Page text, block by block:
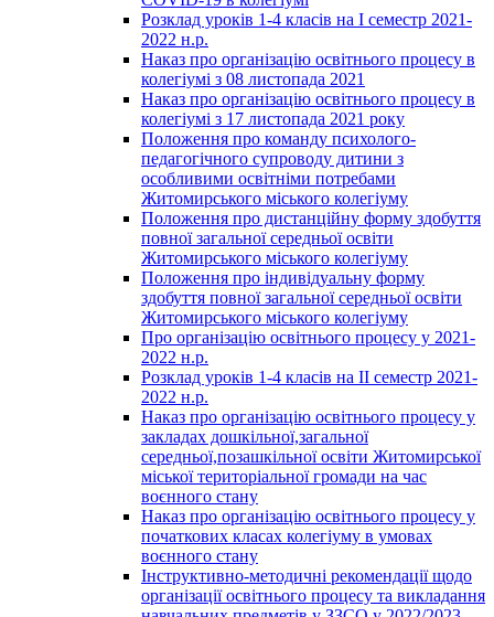
Розклад уроків 1-4 класів на І семестр 2021-
2022 н.р.
Наказ про організацію освітнього процесу в
колегіумі з 08 листопада 2021
Наказ про організацію освітнього процесу в
колегіумі з 17 листопада 2021 року
Положення про команду психолого-
педагогічного супроводу дитини з
особливими освітніми потребами
Житомирського міського колегіуму
Положення про дистанційну форму здобуття
повної загальної середньої освіти
Житомирського міського колегіуму
Положення про індивідуальну форму
здобуття повної загальної середньої освіти
Житомирського міського колегіуму
Про організацію освітнього процесу у 2021-
2022 н.р.
Розклад уроків 1-4 класів на ІІ семестр 2021-
2022 н.р.
Наказ про організацію освітнього процесу у
закладах дошкільної,загальної
середньої,позашкільної освіти Житомирської
міської територіальної громади на час
воєнного стану
Наказ про організацію освітнього процесу у
початкових класах колегіуму в умовах
воєнного стану
Інструктивно-методичні рекомендації щодо
організації освітнього процесу та викладання